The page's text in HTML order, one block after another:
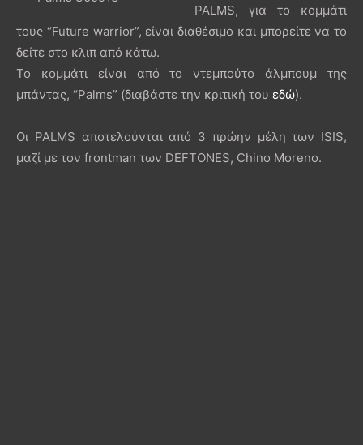
PALMS, για το κομμάτι
τους “Future warrior”, είναι διαθέσιμο και μπορείτε να το
δείτε στο κλιπ από κάτω.
Το κομμάτι είναι από το ντεμπούτο άλμπουμ της
μπάντας, “Palms” (διαβάστε την κριτική του εδώ).
Οι PALMS αποτελούνται από 3 πρώην μέλη των ISIS,
μαζί με τον frontman των DEFTONES, Chino Moreno.